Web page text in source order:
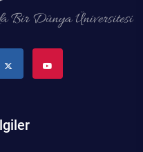
Bir Dünya Üniversitesi